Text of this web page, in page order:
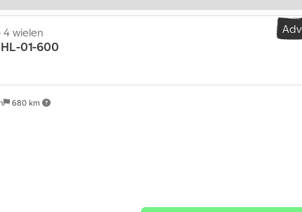
680 km
4 wielen
01-600